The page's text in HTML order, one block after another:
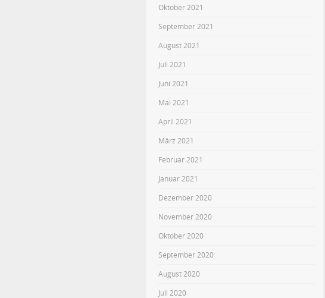
Oktober 2021
September 2021
August 2021
Juli 2021
Juni 2021
Mai 2021
April 2021
März 2021
Februar 2021
Januar 2021
Dezember 2020
November 2020
Oktober 2020
September 2020
August 2020
Juli 2020